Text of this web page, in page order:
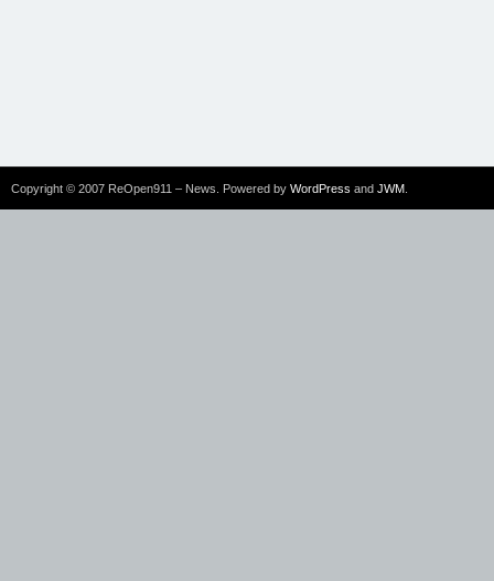
Copyright © 2007 ReOpen911 – News. Powered by WordPress and JWM